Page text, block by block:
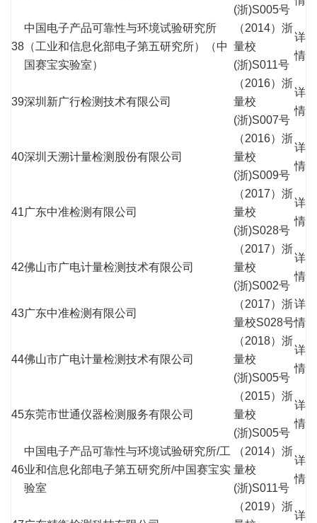
(浙)S005号
38
中国电子产品可靠性与环境试验研究所
（工业和信息化部电子第五研究所）（中
国赛宝实验室）
（2014）浙
量校
(浙)S011号
详
情
39深圳新广行检测技术有限公司
（2016）浙
量校
(浙)S007号
详
情
40深圳天溯计量检测股份有限公司
（2016）浙
量校
(浙)S009号
详
情
41广东中准检测有限公司
（2017）浙
量校
(浙)S028号
详
情
42佛山市广电计量检测技术有限公司
（2017）浙
量校
(浙)S002号
详
情
43广东中准检测有限公司
（2017）浙
量校S028号
详
情
44佛山市广电计量检测技术有限公司
（2018）浙
量校
(浙)S005号
详
情
45东莞市世通仪器检测服务有限公司
（2015）浙
量校
(浙)S005号
详
情
46
中国电子产品可靠性与环境试验研究所/工
业和信息化部电子第五研究所/中国赛宝实
验室
（2014）浙
量校
(浙)S011号
详
情
（2019）浙
详